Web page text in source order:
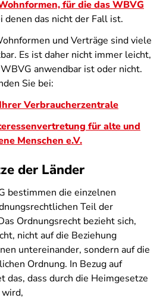
für die das WBVG
denen das nicht der Fall ist.
und Verträge sind viele
Es ist daher nicht immer leicht,
anwendbar ist oder nicht.
Sie bei:
Verbraucherzentrale
für alte und
Menschen e.V.
der Länder
bestimmen die einzelnen
Teil der
Ordnungsrecht bezieht sich,
nicht auf die Beziehung
untereinander, sondern auf die
Ordnung. In Bezug auf
das, dass durch die Heimgesetze